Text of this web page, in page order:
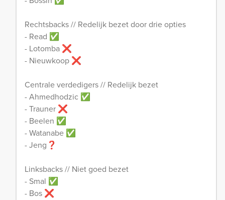
Rechtsbacks // Redelijk bezet door drie opties
- Read ✅
- Lotomba ❌
- Nieuwkoop ❌
Centrale verdedigers // Redelijk bezet
- Ahmedhodzic ✅
- Trauner ❌
- Beelen ✅
- Watanabe ✅
- Jeng❓
Linksbacks // Niet goed bezet
- Smal ✅
- Bos ❌